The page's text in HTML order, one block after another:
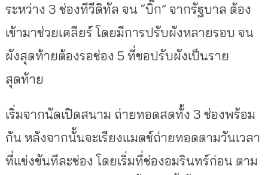
ระหว่าง 3 ช่องทีวีดิทัล จน “บิ๊ก” จากรัฐบาล ต้อง
เข้ามาช่วยเคลียร์ โดยมีการปรับผังหลายรอบ จน
ผังสุดท้ายต้องรอช่อง 5 ที่ขอปรับผังเป็นราย
สุดท้าย
เริ่มจากนัดเปิดสนาม ถ่ายทอดสดทั้ง 3 ช่องพร้อม
กัน หลังจากนั้นจะเรียงแมตช์ถ่ายทอดตามวันเวลา
ที่แข่งขันทีละช่อง โดยเริ่มที่ช่องอมรินทร์ก่อน ตาม